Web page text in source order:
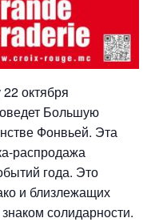
октября
Большую
Фонвьей. Эта
распродажа
года. Это
и близлежащих
солидарности.